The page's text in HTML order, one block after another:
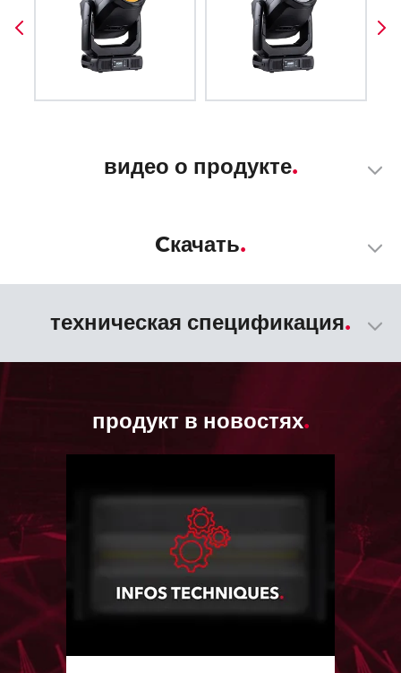
видео о продукте
Cкачать
техническая спецификация
продукт в новостях